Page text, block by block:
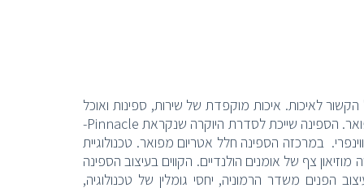
לאיכות. איכות מוקפדת של שירות, ספינות ואוכל
גורמה כולם באים לידי ביטוי בעוצמה של הספינה החדשה, שהצטרפה אל הצי המפואר. הספינה שייכת לסדרת היוקרה שנקראת Pinnacle-
במרכזה הספינה חלל אטריום מפואר. טכנולוגיית
צף של אומנים הולנדיים. הקווים בעיצוב הספינה
הפנים משדר הרמוניה, יחסי גומלין של טכנולוגיה,